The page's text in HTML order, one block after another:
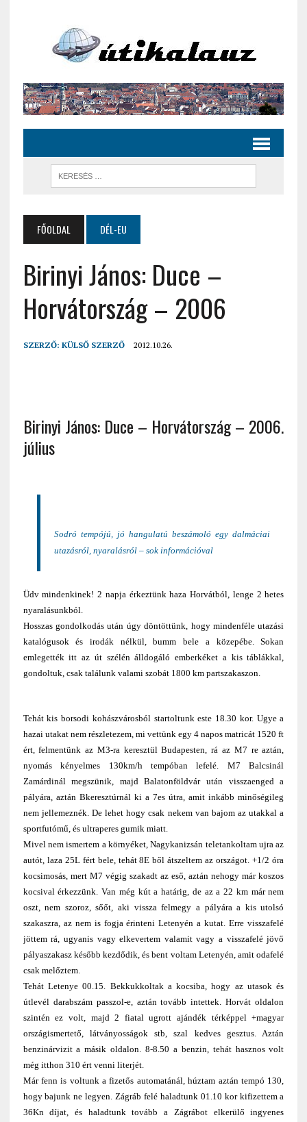
FŐOLDAL DÉL-EU
Birinyi János: Duce –
Horvátország – 2006
SZERZŐ: KÜLSŐ SZERZŐ 2012.10.26.
Birinyi János: Duce – Horvátország – 2006.
július
Sodró tempójú, jó hangulatú beszámoló egy dalmáciai
utazásról, nyaralásról – sok információval
Üdv mindenkinek! 2 napja érkeztünk haza Horvátból, lenge 2 hetes
nyaralásunkból.
Hosszas gondolkodás után úgy döntöttünk, hogy mindenféle utazási
katalógusok és irodák nélkül, bumm bele a közepébe. Sokan
emlegették itt az út szélén álldogáló emberkéket a kis táblákkal,
gondoltuk, csak találunk valami szobát 1800 km partszakaszon.
Tehát kis borsodi kohászvárosból startoltunk este 18.30 kor. Ugye a
hazai utakat nem részletezem, mi vettünk egy 4 napos matricát 1520 ft
ért, felmentünk az M3-ra keresztül Budapesten, rá az M7 re aztán,
nyomás kényelmes 130km/h tempóban lefelé. M7 Balcsinál
Zamárdinál megszünik, majd Balatonföldvár után visszaenged a
pályára, aztán Bkeresztúrnál ki a 7es útra, amit inkább minőségileg
nem jellemeznék. De lehet hogy csak nekem van bajom az utakkal a
sportfutómű, és ultraperes gumik miatt.
Mivel nem ismertem a környéket, Nagykanizsán teletankoltam ujra az
autót, laza 25L fért bele, tehát 8E ből átszeltem az országot. +1/2 óra
kocsimosás, mert M7 végig szakadt az eső, aztán nehogy már koszos
kocsival érkezzünk. Van még kút a határig, de az a 22 km már nem
oszt, nem szoroz, sőőt, aki vissza felmegy a pályára a kis utolsó
szakaszra, az nem is fogja érinteni Letenyén a kutat. Erre visszafelé
jöttem rá, ugyanis vagy elkevertem valamit vagy a visszafelé jövő
pályaszakasz később kezdődik, és bent voltam Letenyén, amit odafelé
csak melőztem.
Tehát Letenye 00.15. Bekkukkoltak a kocsiba, hogy az utasok és
útlevél darabszám passzol-e, aztán tovább intettek. Horvát oldalon
szintén ez volt, majd 2 fiatal ugrott ajándék térképpel +magyar
országismertető, látványosságok stb, szal kedves gesztus. Aztán
benzinárvizit a másik oldalon. 8-8.50 a benzin, tehát hasznos volt
még itthon 310 ért venni literjét.
Már fenn is voltunk a fizetős automatánál, húztam aztán tempó 130,
hogy bajunk ne legyen. Zágráb felé haladtunk 01.10 kor kifizettem a
36Kn díjat, és haladtunk tovább a Zágrábot elkerülő ingyenes